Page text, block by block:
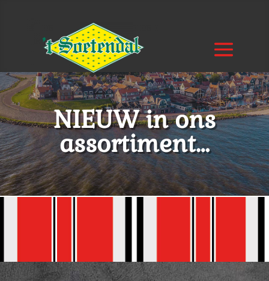
NIEUW in ons
assortiment…